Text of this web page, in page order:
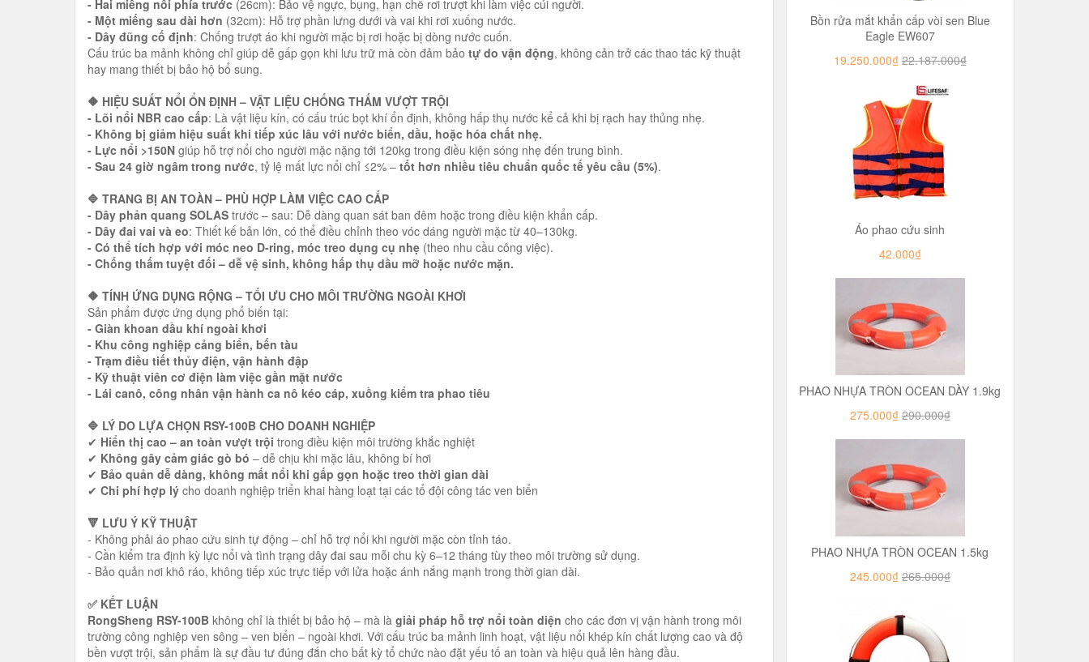
- Hai miếng nổi phía trước (26cm): Bảo vệ ngực, bụng, hạn chế rơi trượt khi làm việc cúi người.
- Một miếng sau dài hơn (32cm): Hỗ trợ phần lưng dưới và vai khi rơi xuống nước.
- Dây đũng cố định: Chống trượt áo khi người mặc bị rơi hoặc bị dòng nước cuốn.
Cấu trúc ba mảnh không chỉ giúp dễ gấp gọn khi lưu trữ mà còn đảm bảo tự do vận động, không cản trở các thao tác kỹ thuật
hay mang thiết bị bảo hộ bổ sung.
🔶 HIỆU SUẤT NỔI ỔN ĐỊNH – VẬT LIỆU CHỐNG THẤM VƯỢT TRỘI
- Lõi nổi NBR cao cấp: Là vật liệu kín, có cấu trúc bọt khí ổn định, không hấp thụ nước kể cả khi bị rạch hay thủng nhẹ.
- Không bị giảm hiệu suất khi tiếp xúc lâu với nước biển, dầu, hoặc hóa chất nhẹ.
- Lực nổi >150N giúp hỗ trợ nổi cho người mặc nặng tới 120kg trong điều kiện sóng nhẹ đến trung bình.
- Sau 24 giờ ngâm trong nước, tỷ lệ mất lực nổi chỉ ≤2% – tốt hơn nhiều tiêu chuẩn quốc tế yêu cầu (5%).
🔷 TRANG BỊ AN TOÀN – PHÙ HỢP LÀM VIỆC CAO CẤP
- Dây phản quang SOLAS trước – sau: Dễ dàng quan sát ban đêm hoặc trong điều kiện khẩn cấp.
- Dây đai vai và eo: Thiết kế bản lớn, có thể điều chỉnh theo vóc dáng người mặc từ 40–130kg.
- Có thể tích hợp với móc neo D-ring, móc treo dụng cụ nhẹ (theo nhu cầu công việc).
- Chống thấm tuyệt đối – dễ vệ sinh, không hấp thụ dầu mỡ hoặc nước mặn.
🔶 TÍNH ỨNG DỤNG RỘNG – TỐI ƯU CHO MÔI TRƯỜNG NGOÀI KHƠI
Sản phẩm được ứng dụng phổ biến tại:
- Giàn khoan dầu khí ngoài khơi
- Khu công nghiệp cảng biển, bến tàu
- Trạm điều tiết thủy điện, vận hành đập
- Kỹ thuật viên cơ điện làm việc gần mặt nước
- Lái canô, công nhân vận hành ca nô kéo cáp, xuồng kiểm tra phao tiêu
🔷 LÝ DO LỰA CHỌN RSY-100B CHO DOANH NGHIỆP
✔ Hiển thị cao – an toàn vượt trội trong điều kiện môi trường khắc nghiệt
✔ Không gây cảm giác gò bó – dễ chịu khi mặc lâu, không bí hơi
✔ Bảo quản dễ dàng, không mất nổi khi gấp gọn hoặc treo thời gian dài
✔ Chi phí hợp lý cho doanh nghiệp triển khai hàng loạt tại các tổ đội công tác ven biển
🔻 LƯU Ý KỸ THUẬT
- Không phải áo phao cứu sinh tự động – chỉ hỗ trợ nổi khi người mặc còn tỉnh táo.
- Cần kiểm tra định kỳ lực nổi và tình trạng dây đai sau mỗi chu kỳ 6–12 tháng tùy theo môi trường sử dụng.
- Bảo quản nơi khô ráo, không tiếp xúc trực tiếp với lửa hoặc ánh nắng mạnh trong thời gian dài.
✅ KẾT LUẬN
RongSheng RSY-100B không chỉ là thiết bị bảo hộ – mà là giải pháp hỗ trợ nổi toàn diện cho các đơn vị vận hành trong môi
trường công nghiệp ven sông – ven biển – ngoài khơi. Với cấu trúc ba mảnh linh hoạt, vật liệu nổi khép kín chất lượng cao và độ
bền vượt trội, sản phẩm là sự đầu tư đúng đắn cho bất kỳ tổ chức nào đặt yếu tố an toàn và hiệu quả lên hàng đầu.
Bồn rửa mắt khẩn cấp vòi sen Blue
Eagle EW607
19.250.000₫ 22.187.000₫
Áo phao cứu sinh
42.000₫
PHAO NHỰA TRÒN OCEAN DÀY 1.9kg
275.000₫ 290.000₫
PHAO NHỰA TRÒN OCEAN 1.5kg
245.000₫ 265.000₫